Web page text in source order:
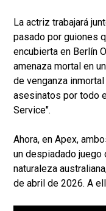
La actriz trabajará
pasado por guiones
encubierta en Berlín
amenaza mortal en
de venganza inmortal
asesinatos por todo
Service".
Ahora, en Apex,
un despiadado juego
naturaleza
de abril de 2026. A